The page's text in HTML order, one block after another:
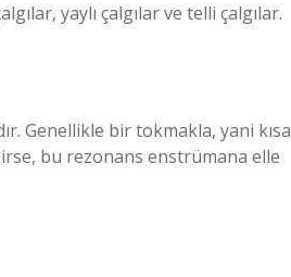
yaylı çalgılar ve telli çalgılar.
Genellikle bir tokmakla, yani kısa
bu rezonans enstrümana elle